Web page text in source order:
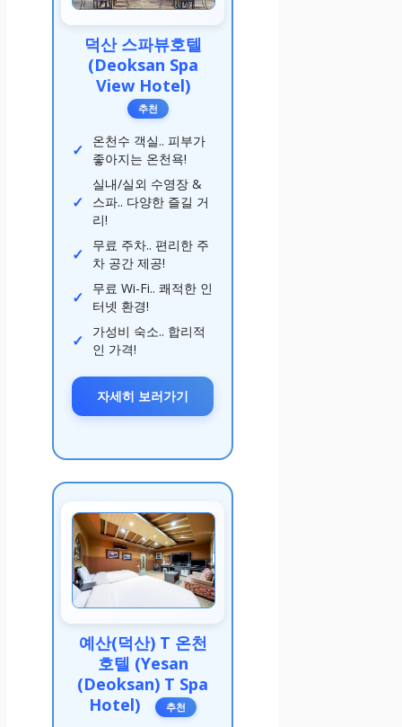
덕산 스파뷰호텔
(Deoksan Spa
View Hotel)
추천
온천수 객실.. 피부가
좋아지는 온천욕!
실내/실외 수영장 &
스파.. 다양한 즐길 거
리!
무료 주차.. 편리한 주
차 공간 제공!
무료 Wi-Fi.. 쾌적한 인
터넷 환경!
가성비 숙소.. 합리적
인 가격!
자세히 보러가기
예산(덕산) T 온천
호텔 (Yesan
(Deoksan) T Spa
Hotel)
추천